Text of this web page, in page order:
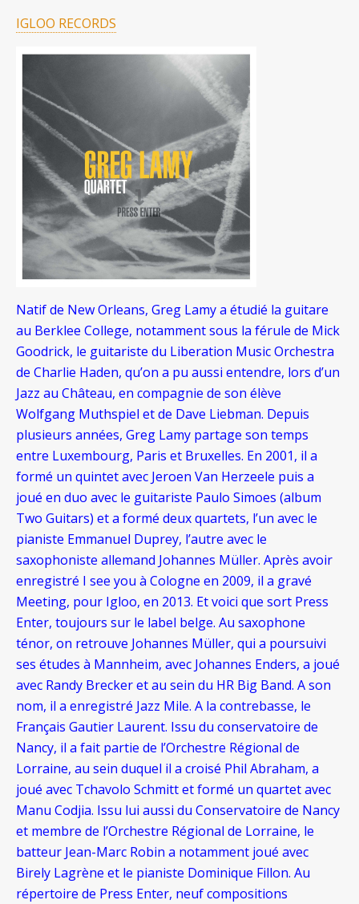
IGLOO RECORDS
Natif de New Orleans, Greg Lamy a étudié la guitare
au Berklee College, notamment sous la férule de Mick
Goodrick, le guitariste du Liberation Music Orchestra
de Charlie Haden, qu’on a pu aussi entendre, lors d’un
Jazz au Château, en compagnie de son élève
Wolfgang Muthspiel et de Dave Liebman. Depuis
plusieurs années, Greg Lamy partage son temps
entre Luxembourg, Paris et Bruxelles. En 2001, il a
formé un quintet avec Jeroen Van Herzeele puis a
joué en duo avec le guitariste Paulo Simoes (album
Two Guitars) et a formé deux quartets, l’un avec le
pianiste Emmanuel Duprey, l’autre avec le
saxophoniste allemand Johannes Müller. Après avoir
enregistré I see you à Cologne en 2009, il a gravé
Meeting, pour Igloo, en 2013. Et voici que sort Press
Enter, toujours sur le label belge. Au saxophone
ténor, on retrouve Johannes Müller, qui a poursuivi
ses études à Mannheim, avec Johannes Enders, a joué
avec Randy Brecker et au sein du HR Big Band. A son
nom, il a enregistré Jazz Mile. A la contrebasse, le
Français Gautier Laurent. Issu du conservatoire de
Nancy, il a fait partie de l’Orchestre Régional de
Lorraine, au sein duquel il a croisé Phil Abraham, a
joué avec Tchavolo Schmitt et formé un quartet avec
Manu Codjia. Issu lui aussi du Conservatoire de Nancy
et membre de l’Orchestre Régional de Lorraine, le
batteur Jean-Marc Robin a notamment joué avec
Birely Lagrène et le pianiste Dominique Fillon. Au
répertoire de Press Enter, neuf compositions